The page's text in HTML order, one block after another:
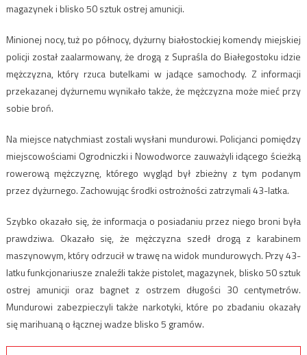
magazynek i blisko 50 sztuk ostrej amunicji.
Minionej nocy, tuż po północy, dyżurny białostockiej komendy miejskiej
policji został zaalarmowany, że drogą z Supraśla do Białegostoku idzie
mężczyzna, który rzuca butelkami w jadące samochody. Z informacji
przekazanej dyżurnemu wynikało także, że mężczyzna może mieć przy
sobie broń.
Na miejsce natychmiast zostali wysłani mundurowi. Policjanci pomiędzy
miejscowościami Ogrodniczki i Nowodworce zauważyli idącego ścieżką
rowerową mężczyznę, którego wygląd był zbieżny z tym podanym
przez dyżurnego. Zachowując środki ostrożności zatrzymali 43-latka.
Szybko okazało się, że informacja o posiadaniu przez niego broni była
prawdziwa. Okazało się, że mężczyzna szedł drogą z karabinem
maszynowym, który odrzucił w trawę na widok mundurowych. Przy 43-
latku funkcjonariusze znaleźli także pistolet, magazynek, blisko 50 sztuk
ostrej amunicji oraz bagnet z ostrzem długości 30 centymetrów.
Mundurowi zabezpieczyli także narkotyki, które po zbadaniu okazały
się marihuaną o łącznej wadze blisko 5 gramów.